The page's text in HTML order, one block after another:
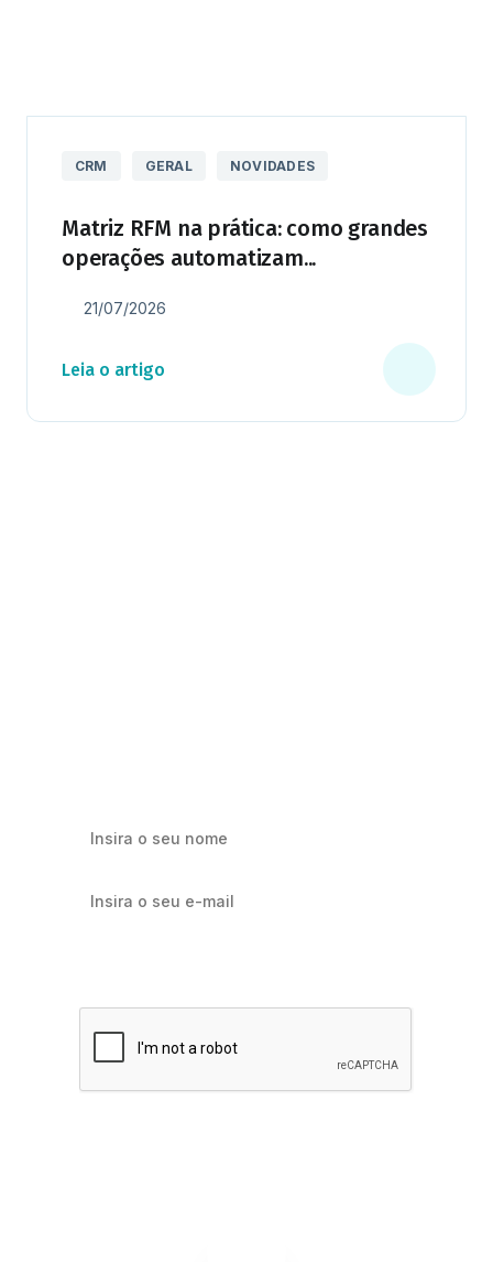
CRM GERAL NOVIDADES
Matriz RFM na prática: como grandes
operações automatizam...
21/07/2026
Leia o artigo